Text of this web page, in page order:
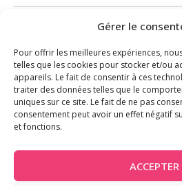
Gérer le
Pour offrir les meilleures expériences,
telles que les cookies pour stocker et/ou
appareils. Le fait de consentir à ces
traiter des données telles que le
uniques sur ce site. Le fait de ne pas
consentement peut avoir un effet négatif
et fonctions.
ACCEPTER
Politique de cookies (UE)